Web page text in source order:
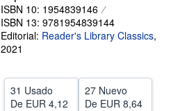
ISBN 10: 1954839146
ISBN 13: 9781954839144
Editorial: Reader's Library Classics,
2021
31 Usado
De EUR 4,12
27 Nuevo
De EUR 8,64